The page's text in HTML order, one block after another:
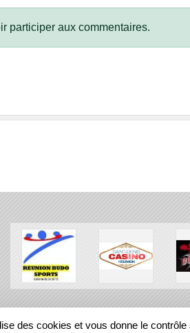
participer aux commentaires.
des cookies et vous donne le